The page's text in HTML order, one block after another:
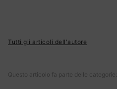
Tutti gli articoli dell'autore
Questo articolo fa parte delle categorie: